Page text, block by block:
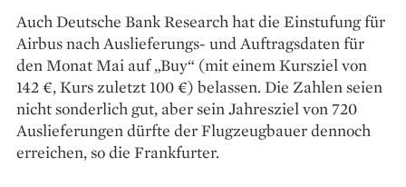
Auch Deutsche Bank Research hat die Einstufung für
Airbus nach Auslieferungs- und Auftragsdaten für
den Monat Mai auf „Buy“ (mit ­einem Kursziel von
142 €, Kurs zuletzt 100 €) belassen. Die Zahlen seien
nicht sonderlich gut, aber sein Jahresziel von 720
Auslieferungen dürfte der ­Flugzeugbauer dennoch
erreichen, so die Frankfurter.